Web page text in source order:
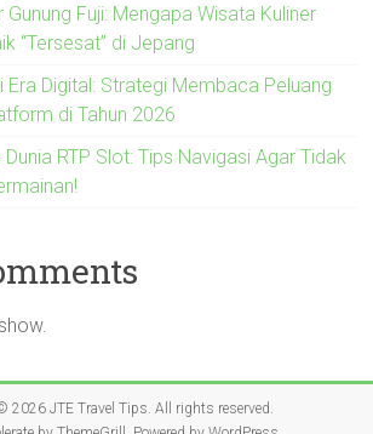
Fuji: Mengapa Wisata Kuliner
“Tersesat” di Jepang
Era Digital: Strategi Membaca Peluang
di Tahun 2026
RTP Slot: Tips Navigasi Agar Tidak
2026JTE Travel Tips . All rights reserved.